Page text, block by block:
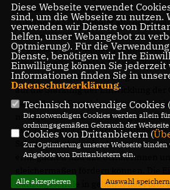
Klasse, und nicht schon im
zuständige Schule bleibt aus
ebenso erhalten wie der
Gegensatz zum heutigen Schulgesetz
die bindende Wirkung für die Eltern.
mit der anstehenden
auf die Stärkung der Entwicklung der
gebundener Form hinweisen.
nachgewiesen, dass
durchschnittlichen Lernleistungen
Schüler erhöhen, eine bessere
ermöglichen und alle Schülerinnen
Ganztagsschule in gebundener Form
Diese Webseite verwendet
sind, um die Webseite zu nutzen.
verwenden wir Dienste von
helfen, unser Webangebot zu
Optmierung). Für die
Dienste, benötigen wir Ihre
Einwilligung können Sie jederzeit
Informationen finden Sie in
Datenschutzerklärung.
Technisch notwendige Cookies (
Die notwendigen Cookies werden allein
ordnungsgemäßen Gebrauch der
Cookies von Drittanbietern (
Zur Optimierung unserer Webseite
Angebote von Drittanbietern ein.
Alle akzeptieren Auswahl speichern